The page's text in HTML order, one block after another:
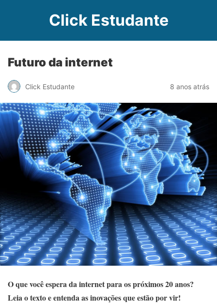
Click Estudante
Futuro da internet
Click Estudante 8 anos atrás
O que você espera da internet para os próximos 20 anos?
Leia o texto e entenda as inovações que estão por vir!